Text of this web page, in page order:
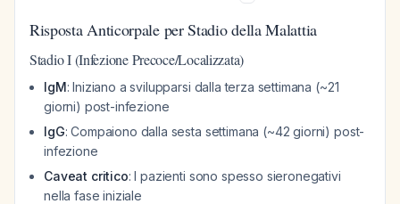
Risposta Anticorpale per Stadio della Malattia
Stadio I (Infezione Precoce/Localizzata)
IgM: Iniziano a svilupparsi dalla terza settimana (~21
giorni) post-infezione
IgG: Compaiono dalla sesta settimana (~42 giorni) post-
infezione
Caveat critico: I pazienti sono spesso sieronegativi
nella fase iniziale